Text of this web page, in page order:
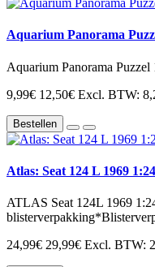
Aquarium Panorama
Aquarium Panorama Puzzel
9,99€ 12,50€ Excl. BTW:
Bestellen
Atlas: Seat 124 L 1969 1:24
ATLAS Seat 124L 1969
24,99€ 29,99€ Excl. BTW: